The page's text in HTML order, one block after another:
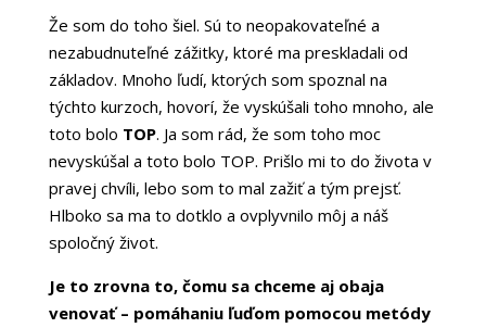
Že som do toho šiel. Sú to neopakovateľné a
nezabudnuteľné zážitky, ktoré ma preskladali od
základov. Mnoho ľudí, ktorých som spoznal na
týchto kurzoch, hovorí, že vyskúšali toho mnoho, ale
toto bolo TOP. Ja som rád, že som toho moc
nevyskúšal a toto bolo TOP. Prišlo mi to do života v
pravej chvíli, lebo som to mal zažiť a tým prejsť.
Hlboko sa ma to dotklo a ovplyvnilo môj a náš
spoločný život.
Je to zrovna to, čomu sa chceme aj obaja
venovať – pomáhaniu ľuďom pomocou metódy